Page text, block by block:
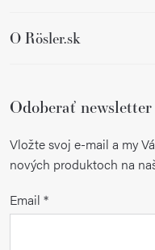
O Rösler.sk
Odoberať newsletter
Vložte svoj e-mail a my
nových produktoch na
Email